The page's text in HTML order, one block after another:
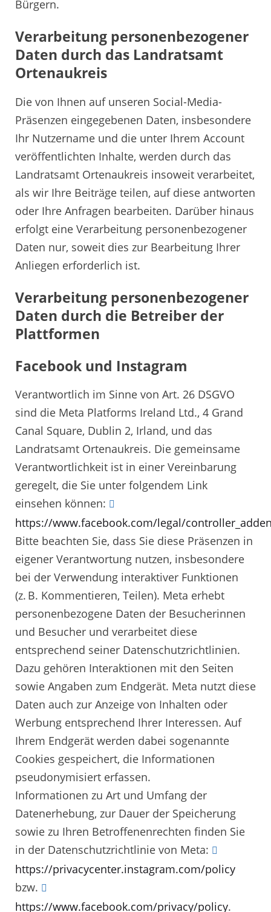
Bürgern.
Verarbeitung personenbezogener
Daten durch das Landratsamt
Ortenaukreis
Die von Ihnen auf unseren Social-Media-
Präsenzen eingegebenen Daten, insbesondere
Ihr Nutzername und die unter Ihrem Account
veröffentlichten Inhalte, werden durch das
Landratsamt Ortenaukreis insoweit verarbeitet,
als wir Ihre Beiträge teilen, auf diese antworten
oder Ihre Anfragen bearbeiten. Darüber hinaus
erfolgt eine Verarbeitung personenbezogener
Daten nur, soweit dies zur Bearbeitung Ihrer
Anliegen erforderlich ist.
Verarbeitung personenbezogener
Daten durch die Betreiber der
Plattformen
Facebook und Instagram
Verantwortlich im Sinne von Art. 26 DSGVO
sind die Meta Platforms Ireland Ltd., 4 Grand
Canal Square, Dublin 2, Irland, und das
Landratsamt Ortenaukreis. Die gemeinsame
Verantwortlichkeit ist in einer Vereinbarung
geregelt, die Sie unter folgendem Link
einsehen können:
https://www.facebook.com/legal/
Bitte beachten Sie, dass Sie diese Präsenzen in
eigener Verantwortung nutzen, insbesondere
bei der Verwendung interaktiver Funktionen
(z. B. Kommentieren, Teilen). Meta erhebt
personenbezogene Daten der Besucherinnen
und Besucher und verarbeitet diese
entsprechend seiner Datenschutzrichtlinien.
Dazu gehören Interaktionen mit den Seiten
sowie Angaben zum Endgerät. Meta nutzt diese
Daten auch zur Anzeige von Inhalten oder
Werbung entsprechend Ihrer Interessen. Auf
Ihrem Endgerät werden dabei sogenannte
Cookies gespeichert, die Informationen
pseudonymisiert erfassen.
Informationen zu Art und Umfang der
Datenerhebung, zur Dauer der Speicherung
sowie zu Ihren Betroffenenrechten finden Sie
in der Datenschutzrichtlinie von Meta:
https://privacycenter.instagram.com/policy
bzw.
https://www.facebook.com/privacy/policy.